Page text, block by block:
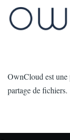
Intro
OwnCloud est une
partage de fichiers.